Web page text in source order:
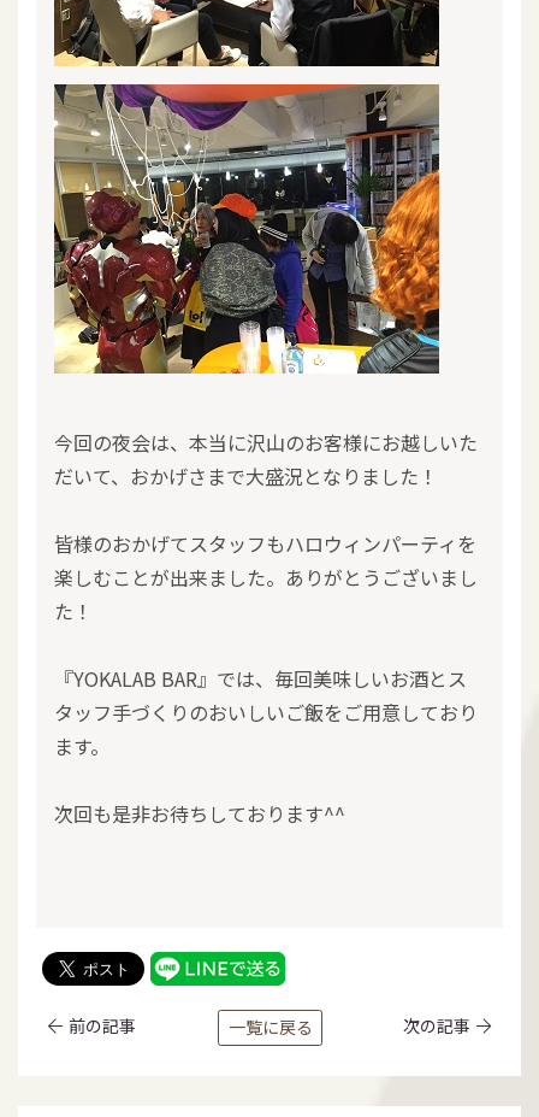
今回の夜会は、本当に沢山のお客様にお越しいた
だいて、おかげさまで大盛況となりました！
皆様のおかげてスタッフもハロウィンパーティを
楽しむことが出来ました。ありがとうございまし
た！
『YOKALAB BAR』では、毎回美味しいお酒とス
タッフ手づくりのおいしいご飯をご用意しており
ます。
次回も是非お待ちしております^^
前の記事 一覧に戻る 次の記事